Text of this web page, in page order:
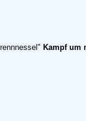
Kampf um